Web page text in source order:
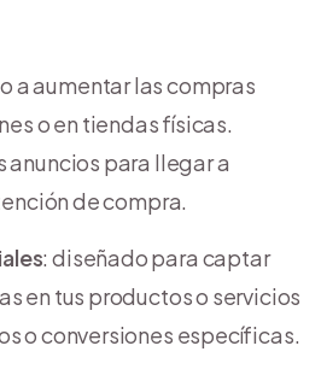
a aumentar las compras
o en tiendas físicas.
para llegar a
de compra.
: diseñado para captar
en tus productos o servicios
o conversiones específicas.